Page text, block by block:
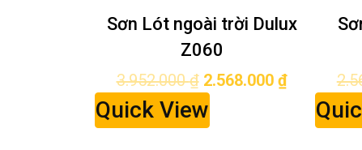
Sơn Lót ngoài trời Dulux
Z060
3.952.000₫ 2.568.000 ₫
Quick View